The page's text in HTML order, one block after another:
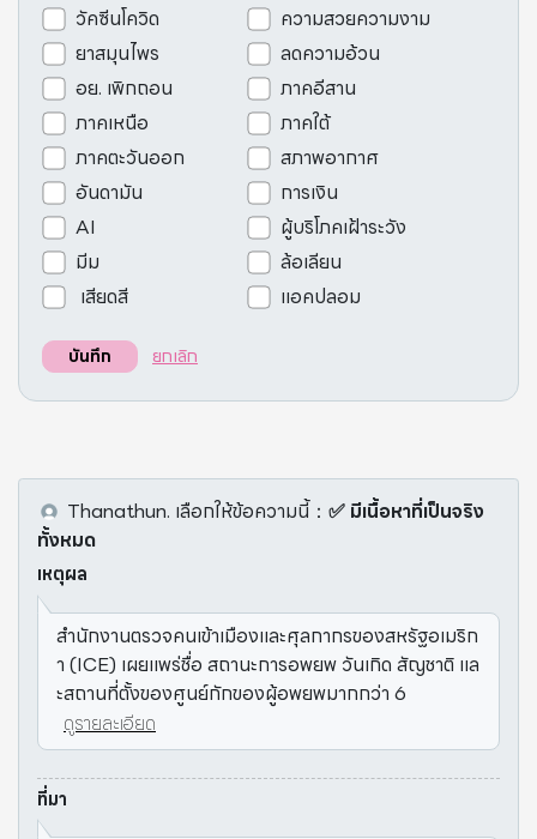
วัคซีนโควิด
ความสวยความงาม
ยาสมุนไพร
ลดความอ้วน
อย. เพิกถอน
ภาคอีสาน
ภาคเหนือ
ภาคใต้
ภาคตะวันออก
สภาพอากาศ
อันดามัน
การเงิน
AI
ผู้บริโภคเฝ้าระวัง
มีม
ล้อเลียน
เสียดสี
แอคปลอม
บันทึก ยกเลิก
Thanathun. เลือกให้ข้อความนี้： ✅ มีเนื้อหาที่เป็นจริง
ทั้งหมด
เหตุผล
สำนักงานตรวจคนเข้าเมืองและศุลกากรของสหรัฐอเมริก
า (ICE) เผยแพร่ชื่อ สถานะการอพยพ วันเกิด สัญชาติ แล
ะสถานที่ตั้งของศูนย์กักของผู้อพยพมากกว่า 6
ดูรายละเอียด
ที่มา